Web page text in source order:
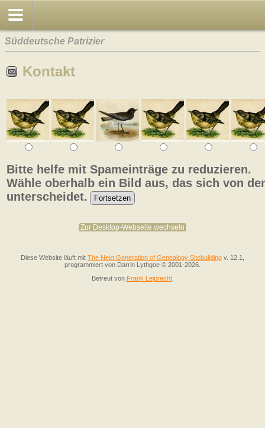
Süddeutsche Patrizier
Kontakt
Bitte helfe mit Spameinträge zu reduzieren.
Wähle oberhalb ein Bild aus, das sich von
unterscheidet.
Zur Desktop-Webseite wechseln
Diese Website läuft mit The Next Generation of Genealogy Sitebuilding v. 12.1,
programmiert von Darrin Lythgoe © 2001-2026.
Betreut von Frank Leiprecht.